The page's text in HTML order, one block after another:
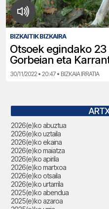
BIZKAITIK BIZKAIRA
Otsoek egindako
Gorbeian eta
30/11/2022 • 20:47 • BIZKAIA IRRATIA
2026(e)ko abuztua
2026(e)ko uztaila
2026(e)ko ekaina
2026(e)ko maiatza
2026(e)ko apirila
2026(e)ko martxoa
2026(e)ko otsaila
2026(e)ko urtarrila
2025(e)ko abendua
2025(e)ko azaroa